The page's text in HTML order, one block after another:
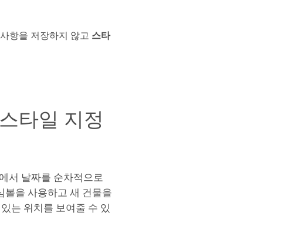
항을 저장하지 않고 스타
타일 지정
서 날짜를 순차적으로
볼을 사용하고 새 건물을
는 위치를 보여줄 수 있